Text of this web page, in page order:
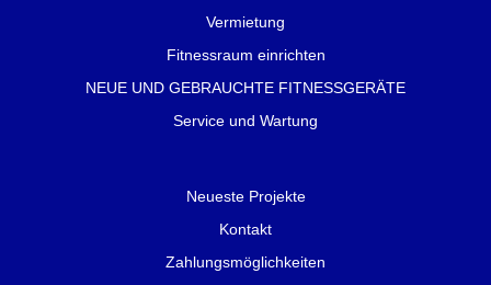
Vermietung
Fitnessraum einrichten
NEUE UND GEBRAUCHTE FITNESSGERÄTE
Service und Wartung
Neueste Projekte
Kontakt
Zahlungsmöglichkeiten